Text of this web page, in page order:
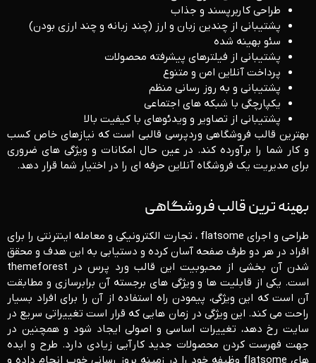
طراحی کاربرپسند و جذاب
پشتیبانی از چندین زبان و ارز (چند زبانه و چند ارزی بودن)
سئو بهینه شده
پشتیبانی از فیلترهای پیشرفته محصولات
پرداخت آنلاین امن و متنوع
پشتیبانی و به ‌روز رسانی منظم
یکپارچگی با شبکه ‌های اجتماعی
پشتیبانی از تصاویر و ویدئوهای با کیفیت بالا
بهترین قالب فروشگاهی وردپرسی قالبی است که نیازهای خاص کسب‌
و کار شما را برآورده کند. در عین حال امکانات و ویژگی ‌های ضروری
برای مدیریت یک فروشگاه آنلاین حرفه ‌ای را در اختیار شما قرار دهد.
بهینه ترین قالب فروشگاهی
طراحی و اجرای flatsome ، تجارت الکترونیکی و معامله اینترنتی را برای
افراد در هر دو طرف صفحه آسان کرده و دستیابی به این هدف و محقق
شدن آن بخشی از محبوبیت این قالب ورد پرس در themeforest
است. یکی از قابلیت ها و ویژگی های برجسته آن برابرسازی و مطابقت
آن است که این ویژگی، پیمودن راه استفاده از آن را برای افراد بسیار
راحت می کند. این ویژگی در زمان هایی که قرار است تغییراتی سریع در
سایت رخ دهد، تغییرات اساسی و اصولی ایجاد شود و همچنین در
جهت فهرست کردن محصولات جدید کارآیی زیادی دارد. طرح و ایده